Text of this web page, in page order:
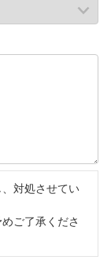
対処させてい
ご了承くださ